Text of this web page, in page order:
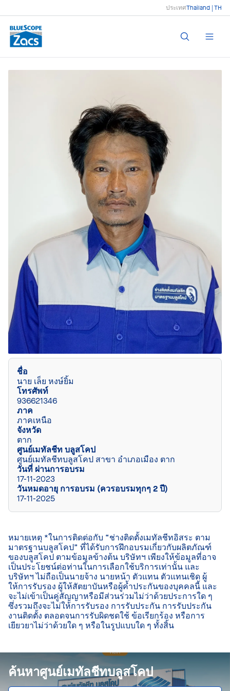
ประเทศThailand | TH
ชื่อ
นาย เล็ย หงษ์ยิ้ม
โทรศัพท์
936621346
ภาค
ภาคเหนือ
จังหวัด
ตาก
ศูนย์เมทัลชีท บลูสโคป
ศูนย์เมทัลชีทบลูสโคป สาขา อำเภอเมือง ตาก
วันที่ ผ่านการอบรม
17-11-2023
วันหมดอายุ การอบรม (ควรอบรมทุกๆ 2 ปี)
17-11-2025
หมายเหตุ *ในการติดต่อกับ “ช่างติดตั้งเมทัลชีทอิสระ ตาม
มาตรฐานบลูสโคป” ที่ได้รับการฝึกอบรมเกี่ยวกับผลิตภัณฑ์
ของบลูสโคป ตามข้อมูลข้างต้น บริษัทฯ เพียงให้ข้อมูลที่อาจ
เป็นประโยชน์ต่อท่านในการเลือกใช้บริการเท่านั้น และ
บริษัทฯ ไม่ถือเป็นนายจ้าง นายหน้า ตัวแทน ตัวแทนเชิด ผู้
ให้การรับรอง ผู้ให้สัตยาบันหรือผู้ค้ำประกันของบุคคลนี้ และ
จะไม่เข้าเป็นคู่สัญญาหรือมีส่วนร่วมไม่ว่าด้วยประการใด ๆ
ซึ่งรวมถึงจะไม่ให้การรับรอง การรับประกัน การรับประกัน
งานติดตั้ง ตลอดจนการรับผิดชดใช้ ข้อเรียกร้อง หรือการ
เยียวยาไม่ว่าด้วยใด ๆ หรือในรูปแบบใด ๆ ทั้งสิ้น
ค้นหาศูนย์เมทัลชีทบลูสโคป